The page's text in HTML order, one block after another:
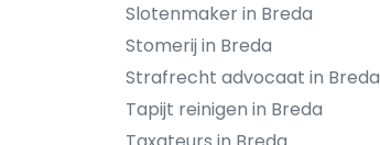
Slotenmaker in Breda
Stomerij in Breda
Strafrecht advocaat in Breda
Tapijt reinigen in Breda